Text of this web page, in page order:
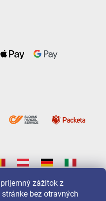
zážitok z
bez otravných